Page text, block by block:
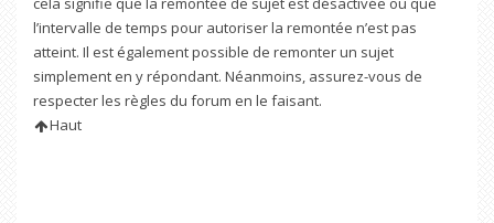
l’intervalle de temps pour autoriser la remontée n’est pas
atteint. Il est également possible de remonter un sujet
simplement en y répondant. Néanmoins, assurez-vous de
respecter les règles du forum en le faisant.
Haut